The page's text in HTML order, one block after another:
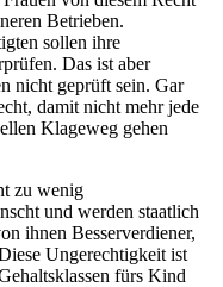
Betrieben.
sollen ihre
Das ist aber
nicht geprüft sein. Gar
damit nicht mehr jede
Klageweg gehen
zu wenig
und werden staatlich
ihnen Besserverdiener,
Ungerechtigkeit ist
fürs Kind